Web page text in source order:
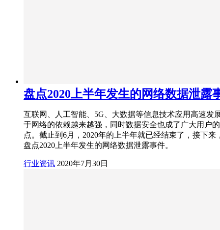
盘点2020上半年发生的网络数据泄露
互联网、人工智能、5G、大数据等信息技术应用高速发
于网络的依赖越来越强，同时数据安全也成了广大用户
点。截止到6月，2020年的上半年就已经结束了，接下来
盘点2020上半年发生的网络数据泄露事件。
行业资讯 2020年7月30日